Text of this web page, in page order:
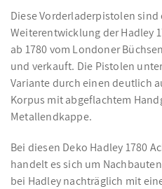
Diese Vorderladerpistolen
Weiterentwicklung der Hadley
ab 1780 vom Londoner
und verkauft. Die Pistolen
Variante durch einen deutlich
Korpus mit abgeflachtem
Metallendkappe.
Bei diesen Deko Hadley 1780
handelt es sich um
bei Hadley nachträglich mit